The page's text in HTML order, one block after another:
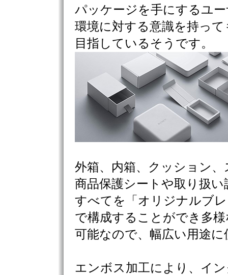
パッケージを手にするユ
環境に対する意識を持っ
目指しているそうです。
外箱、内箱、クッション、
商品保護シートや取り扱い
すべてを「オリジナルブ
で構成することができ多
可能なので、幅広い用途
エンボス加工により、イ